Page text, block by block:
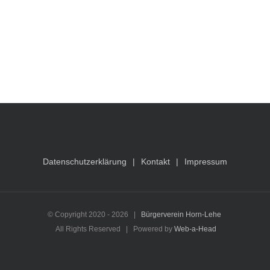
Datenschutzerklärung Kontakt Impressum
© Copyright 2020 - 2026 |
Bürgerverein Horn-Lehe
All Rights Reserved | Powered by Web-a-Head